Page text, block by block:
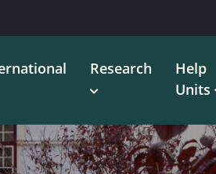
Research
Help
Units